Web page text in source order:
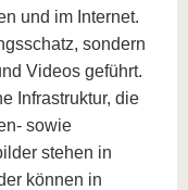
und im Internet.
sondern
Videos geführt.
Infrastruktur, die
sowie
stehen in
können in